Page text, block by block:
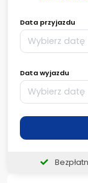
Data przyjazdu
Data wyjazdu